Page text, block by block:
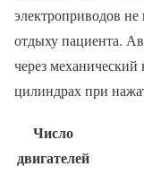
электроприводов
отдыху пациента.
через механический
цилиндрах при
Число
двигателей